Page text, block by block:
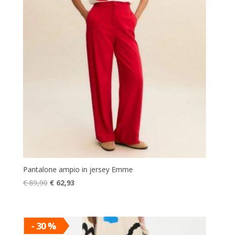
Pantalone ampio in jersey Emme
€89,90 Il
era:
€ 89,90.
€62,93Il
€ 62,93.
- 30 %